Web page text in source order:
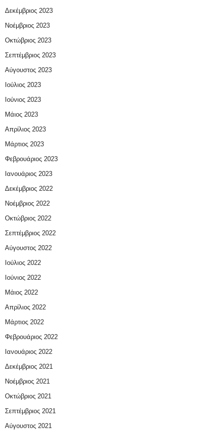
Δεκέμβριος 2023
Νοέμβριος 2023
Οκτώβριος 2023
Σεπτέμβριος 2023
Αύγουστος 2023
Ιούλιος 2023
Ιούνιος 2023
Μάιος 2023
Απρίλιος 2023
Μάρτιος 2023
Φεβρουάριος 2023
Ιανουάριος 2023
Δεκέμβριος 2022
Νοέμβριος 2022
Οκτώβριος 2022
Σεπτέμβριος 2022
Αύγουστος 2022
Ιούλιος 2022
Ιούνιος 2022
Μάιος 2022
Απρίλιος 2022
Μάρτιος 2022
Φεβρουάριος 2022
Ιανουάριος 2022
Δεκέμβριος 2021
Νοέμβριος 2021
Οκτώβριος 2021
Σεπτέμβριος 2021
Αύγουστος 2021